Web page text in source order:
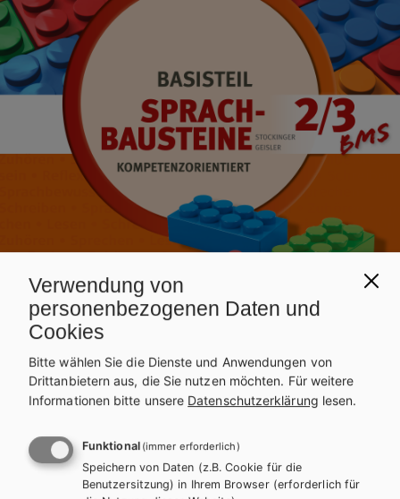
Inhaltsverzeichnis Leseprobe
Verwendung von
personenbezogenen Daten und
Cookies
Bitte wählen Sie die Dienste und Anwendungen von
Drittanbietern aus, die Sie nutzen möchten. Für weitere
Informationen bitte unsere Datenschutzerklärung lesen.
Funktional (immer erforderlich)
Speichern von Daten (z.B. Cookie für die
Benutzersitzung) in Ihrem Browser (erforderlich für